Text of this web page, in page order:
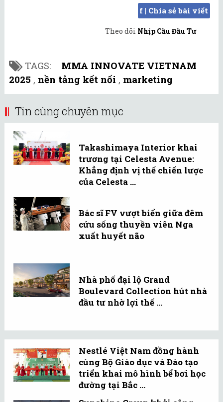
f | Chia sẻ bài viết
Theo dõi Nhịp Cầu Đầu Tư
TAGS: MMA INNOVATE VIETNAM
2025 , nền tảng kết nối , marketing
Tin cùng chuyên mục
Takashimaya Interior khai
trương tại Celesta Avenue:
Khẳng định vị thế chiến lược
của Celesta ...
Bác sĩ FV vượt biển giữa đêm
cứu sống thuyền viên Nga
xuất huyết não
Nhà phố đại lộ Grand
Boulevard Collection hút nhà
đầu tư nhờ lợi thế ...
Nestlé Việt Nam đồng hành
cùng Bộ Giáo dục và Đào tạo
triển khai mô hình bể bơi học
đường tại Bắc ...